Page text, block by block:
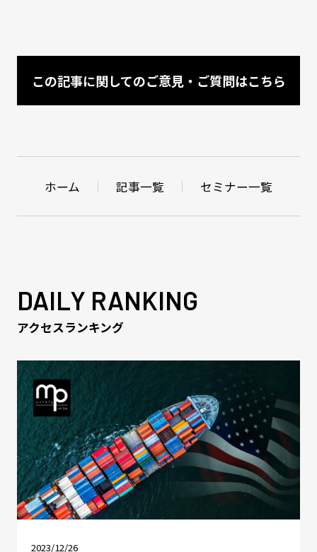
この記事に関してのご意見・ご質問はこちら
ホーム 記事一覧 セミナー一覧
DAILY RANKING
アクセスランキング
2023/12/26